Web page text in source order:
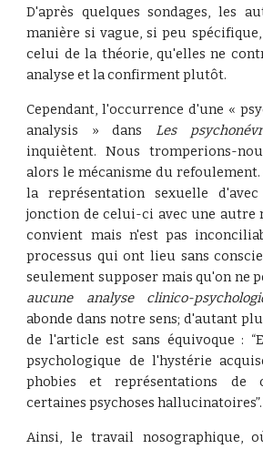
D'après quelques sondages, les
manière si vague, si peu
celui de la théorie, qu'elles ne
analyse et la confirment plutôt.
Cependant, l'occurrence d'une «
analysis » dans Les
inquiètent. Nous tromperions-
alors le mécanisme du refoulement.
la représentation sexuelle
jonction de celui-ci avec une autre
convient mais n'est pas
processus qui ont lieu sans
seulement supposer mais qu'on ne
aucune analyse clinico-
abonde dans notre sens; d'autant
de l'article est sans équivoque :
psychologique de l'hystérie
phobies et représentations de
certaines psychoses hallucinatoires”.
Ainsi, le travail nosographique,